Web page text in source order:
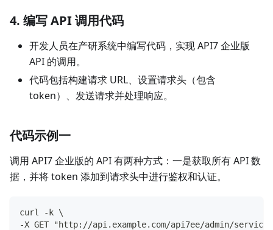
4. 编写 API 调用代码
开发人员在产研系统中编写代码，实现 API7 企业版
API 的调用。
代码包括构建请求 URL、设置请求头（包含
token）、发送请求并处理响应。
代码示例一
调用 API7 企业版的 API 有两种方式：一是获取所有 API 数
据，并将 token 添加到请求头中进行鉴权和认证。
curl -k \
-X GET "http://api.example.com/api7ee/admin/